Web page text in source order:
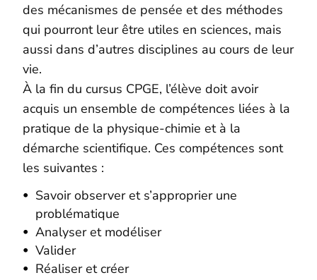
des mécanismes de pensée et des méthodes
qui pourront leur être utiles en sciences, mais
aussi dans d’autres disciplines au cours de leur
vie.
À la fin du cursus CPGE, l’élève doit avoir
acquis un ensemble de compétences liées à la
pratique de la physique-chimie et à la
démarche scientifique. Ces compétences sont
les suivantes :
Savoir observer et s’approprier une
problématique
Analyser et modéliser
Valider
Réaliser et créer